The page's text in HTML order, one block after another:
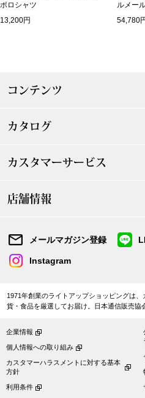
BOGARD 最新号はこちら
ポロシャツ
13,200円
ルメー
54,780
コンテンツ
カタログ
カスタマーサービス
店舗情報
メールマガジン登録
Instagram
1971年創業のライトアップショッピングは
貨・食品を厳選してお届け。日本通信販売協
企業情報
個人情報への取り組み
カスタマーハラスメントに対する基本
方針
利用条件